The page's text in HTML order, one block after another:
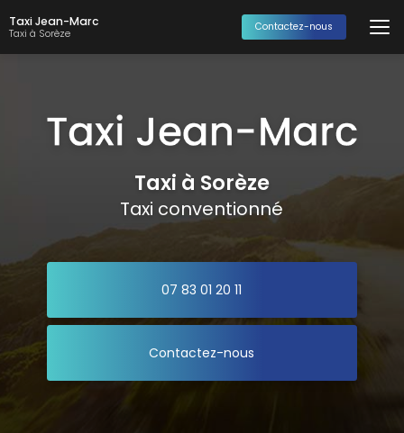
au
contenu
principal
Taxi Jean-Marc
Taxi à Sorèze Contactez-nous
Taxi à Sorèze
Taxi conventionné
07 83 01 20 11
Contactez-nous